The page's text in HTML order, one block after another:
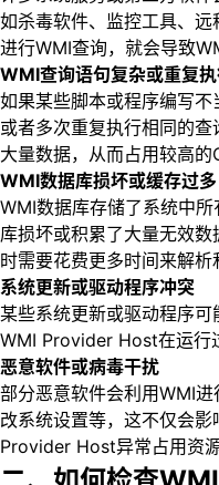
如杀毒软件、监控工具、
进行WMI查询，就会导致
WMI查询语句复杂或重复
如果某些脚本或程序编写不
或者多次重复执行相同的
大量数据，从而占用较高的
WMI数据库损坏或缓存过多
WMI数据库存储了系统中
库损坏或积累了大量无效
时需要花费更多时间来解析
系统更新或驱动程序冲突
某些系统更新或驱动程序
WMI Provider Host在运行
恶意软件或病毒干扰
部分恶意软件会利用WMI
改系统设置等，这不仅会
Provider Host异常占用资源